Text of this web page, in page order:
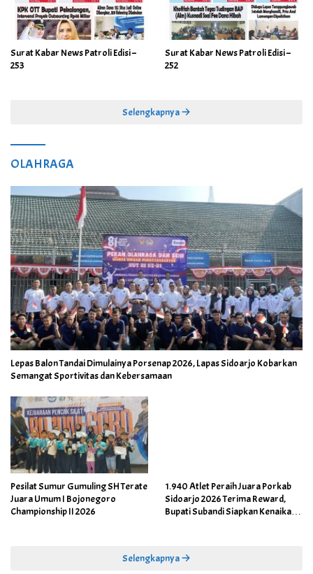
Surat Kabar News Patroli Edisi –
253
Surat Kabar News Patroli Edisi –
252
Selengkapnya
OLAHRAGA
Lepas Balon Tandai Dimulainya Porsenap 2026, Lapas Sidoarjo Kobarkan
Semangat Sportivitas dan Kebersamaan
Pesilat Sumur Gumuling SH Terate
Juara Umum I Bojonegoro
Championship II 2026
1.940 Atlet Peraih Juara Porkab
Sidoarjo 2026 Terima Reward,
Bupati Subandi Siapkan Kenaikan
Selengkapnya